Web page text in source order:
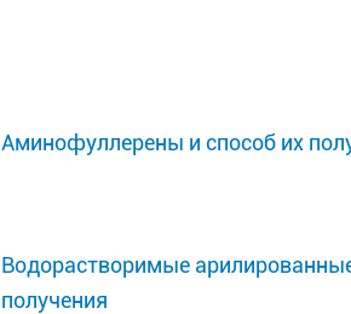
Аминофуллерены и способ их
Водорастворимые
получения